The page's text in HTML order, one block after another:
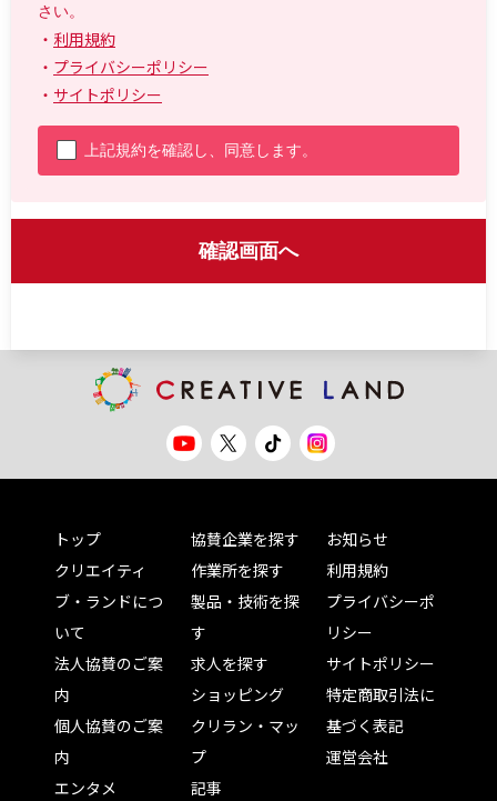
さい。
・ 利用規約
・ プライバシーポリシー
・ サイトポリシー
上記規約を確認し、同意します。
確認画面へ
トップ
クリエイティ
ブ・ランドにつ
いて
法人協賛のご案
内
個人協賛のご案
内
エンタメ
協賛企業を探す
作業所を探す
製品・技術を探
す
求人を探す
ショッピング
クリラン・マッ
プ
記事
お知らせ
利用規約
プライバシーポ
リシー
サイトポリシー
特定商取引法に
基づく表記
運営会社